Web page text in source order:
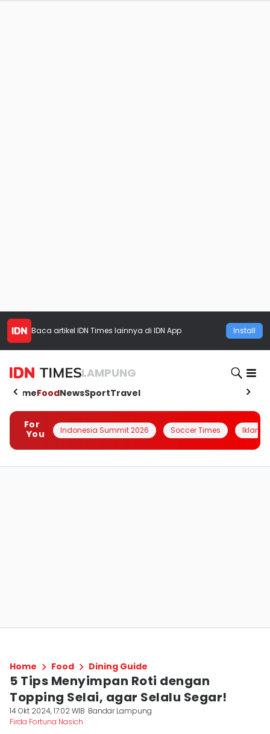
Baca artikel IDN Times lainnya di IDN App Install
LAMPUNG
HomeFoodNewsSportTravel
For
You
Indonesia Summit 2026 Soccer Times Iklanin
Home Food Dining Guide
5 Tips Menyimpan Roti dengan
Topping Selai, agar Selalu Segar!
14 Okt 2024, 17:02 WIB Bandar Lampung
Firda Fortuna Nasich